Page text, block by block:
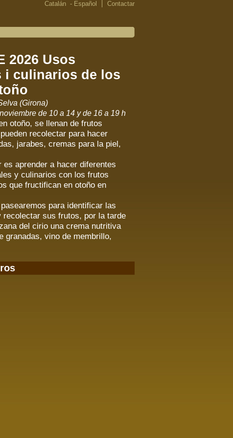
Contactar
Catalán - Español
2026 Usos
i culinarios de los
(Girona)
de 10 a 14 y de 16 a 19 h
otoño, se llenan de frutos
recolectar para hacer
jarabes, cremas para la piel,
aprender a hacer diferentes
y culinarios con los frutos
que fructifican en otoño en
para identificar las
recolectar sus frutos, por la tarde
del cirio una crema nutritiva
granadas, vino de membrillo,